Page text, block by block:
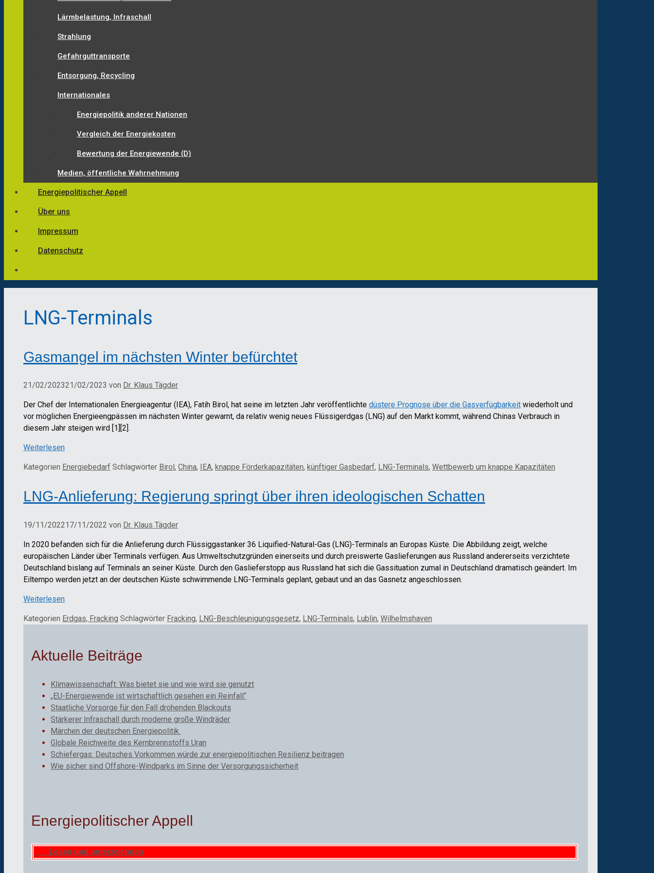
Lärmbelastung, Infraschall
Strahlung
Gefahrguttransporte
Entsorgung, Recycling
Internationales
Energiepolitik anderer Nationen
Vergleich der Energiekosten
Bewertung der Energiewende (D)
Medien, öffentliche Wahrnehmung
Energiepolitischer Appell
Über uns
Impressum
Datenschutz
LNG-Terminals
Gasmangel im nächsten Winter befürchtet
21/02/202321/02/2023 von Dr. Klaus Tägder
Der Chef der Internationalen Energieagentur (IEA), Fatih Birol, hat seine im letzten Jahr veröffentlichte düstere Prognose über die Gasverfügbarkeit wiederholt und
vor möglichen Energieengpässen im nächsten Winter gewarnt, da relativ wenig neues Flüssigerdgas (LNG) auf den Markt kommt, während Chinas Verbrauch in
diesem Jahr steigen wird [1][2].
Weiterlesen
Kategorien Energiebedarf Schlagwörter Birol , China, IEA, knappe Förderkapazitäten, künftiger Gasbedarf, LNG-Terminals, Wettbewerb um knappe Kapazitäten
LNG-Anlieferung: Regierung springt über ihren ideologischen Schatten
19/11/202217/11/2022 von Dr. Klaus Tägder
In 2020 befanden sich für die Anlieferung durch Flüssiggastanker 36 Liquified-Natural-Gas (LNG)-Terminals an Europas Küste. Die Abbildung zeigt, welche
europäischen Länder über Terminals verfügen. Aus Umweltschutzgründen einerseits und durch preiswerte Gaslieferungen aus Russland andererseits verzichtete
Deutschland bislang auf Terminals an seiner Küste. Durch den Gaslieferstopp aus Russland hat sich die Gassituation zumal in Deutschland dramatisch geändert. Im
Eiltempo werden jetzt an der deutschen Küste schwimmende LNG-Terminals geplant, gebaut und an das Gasnetz angeschlossen.
Weiterlesen
Kategorien Erdgas, Fracking Schlagwörter Fracking, LNG-Beschleunigungsgesetz, LNG-Terminals, Lublin, Wilhelmshaven
Aktuelle Beiträge
Klimawissenschaft: Was bietet sie und wie wird sie genutzt
„EU-Energiewende ist wirtschaftlich gesehen ein Reinfall“
Staatliche Vorsorge für den Fall drohenden Blackouts
Stärkerer Infraschall durch moderne große Windräder
Märchen der deutschen Energiepolitik
Globale Reichweite des Kernbrennstoffs Uran
Schiefergas: Deutsches Vorkommen würde zur energiepolitischen Resilienz beitragen
Wie sicher sind Offshore-Windparks im Sinne der Versorgungssicherheit
Energiepolitischer Appell
Lesen und unterzeichnen